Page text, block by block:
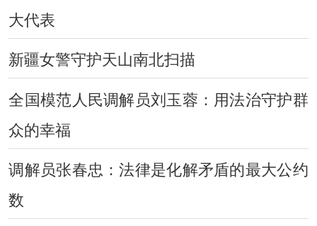
大代表
新疆女警守护天山南北扫描
全国模范人民调解员刘玉蓉：用法治守护群
众的幸福
调解员张春忠：法律是化解矛盾的最大公约
数